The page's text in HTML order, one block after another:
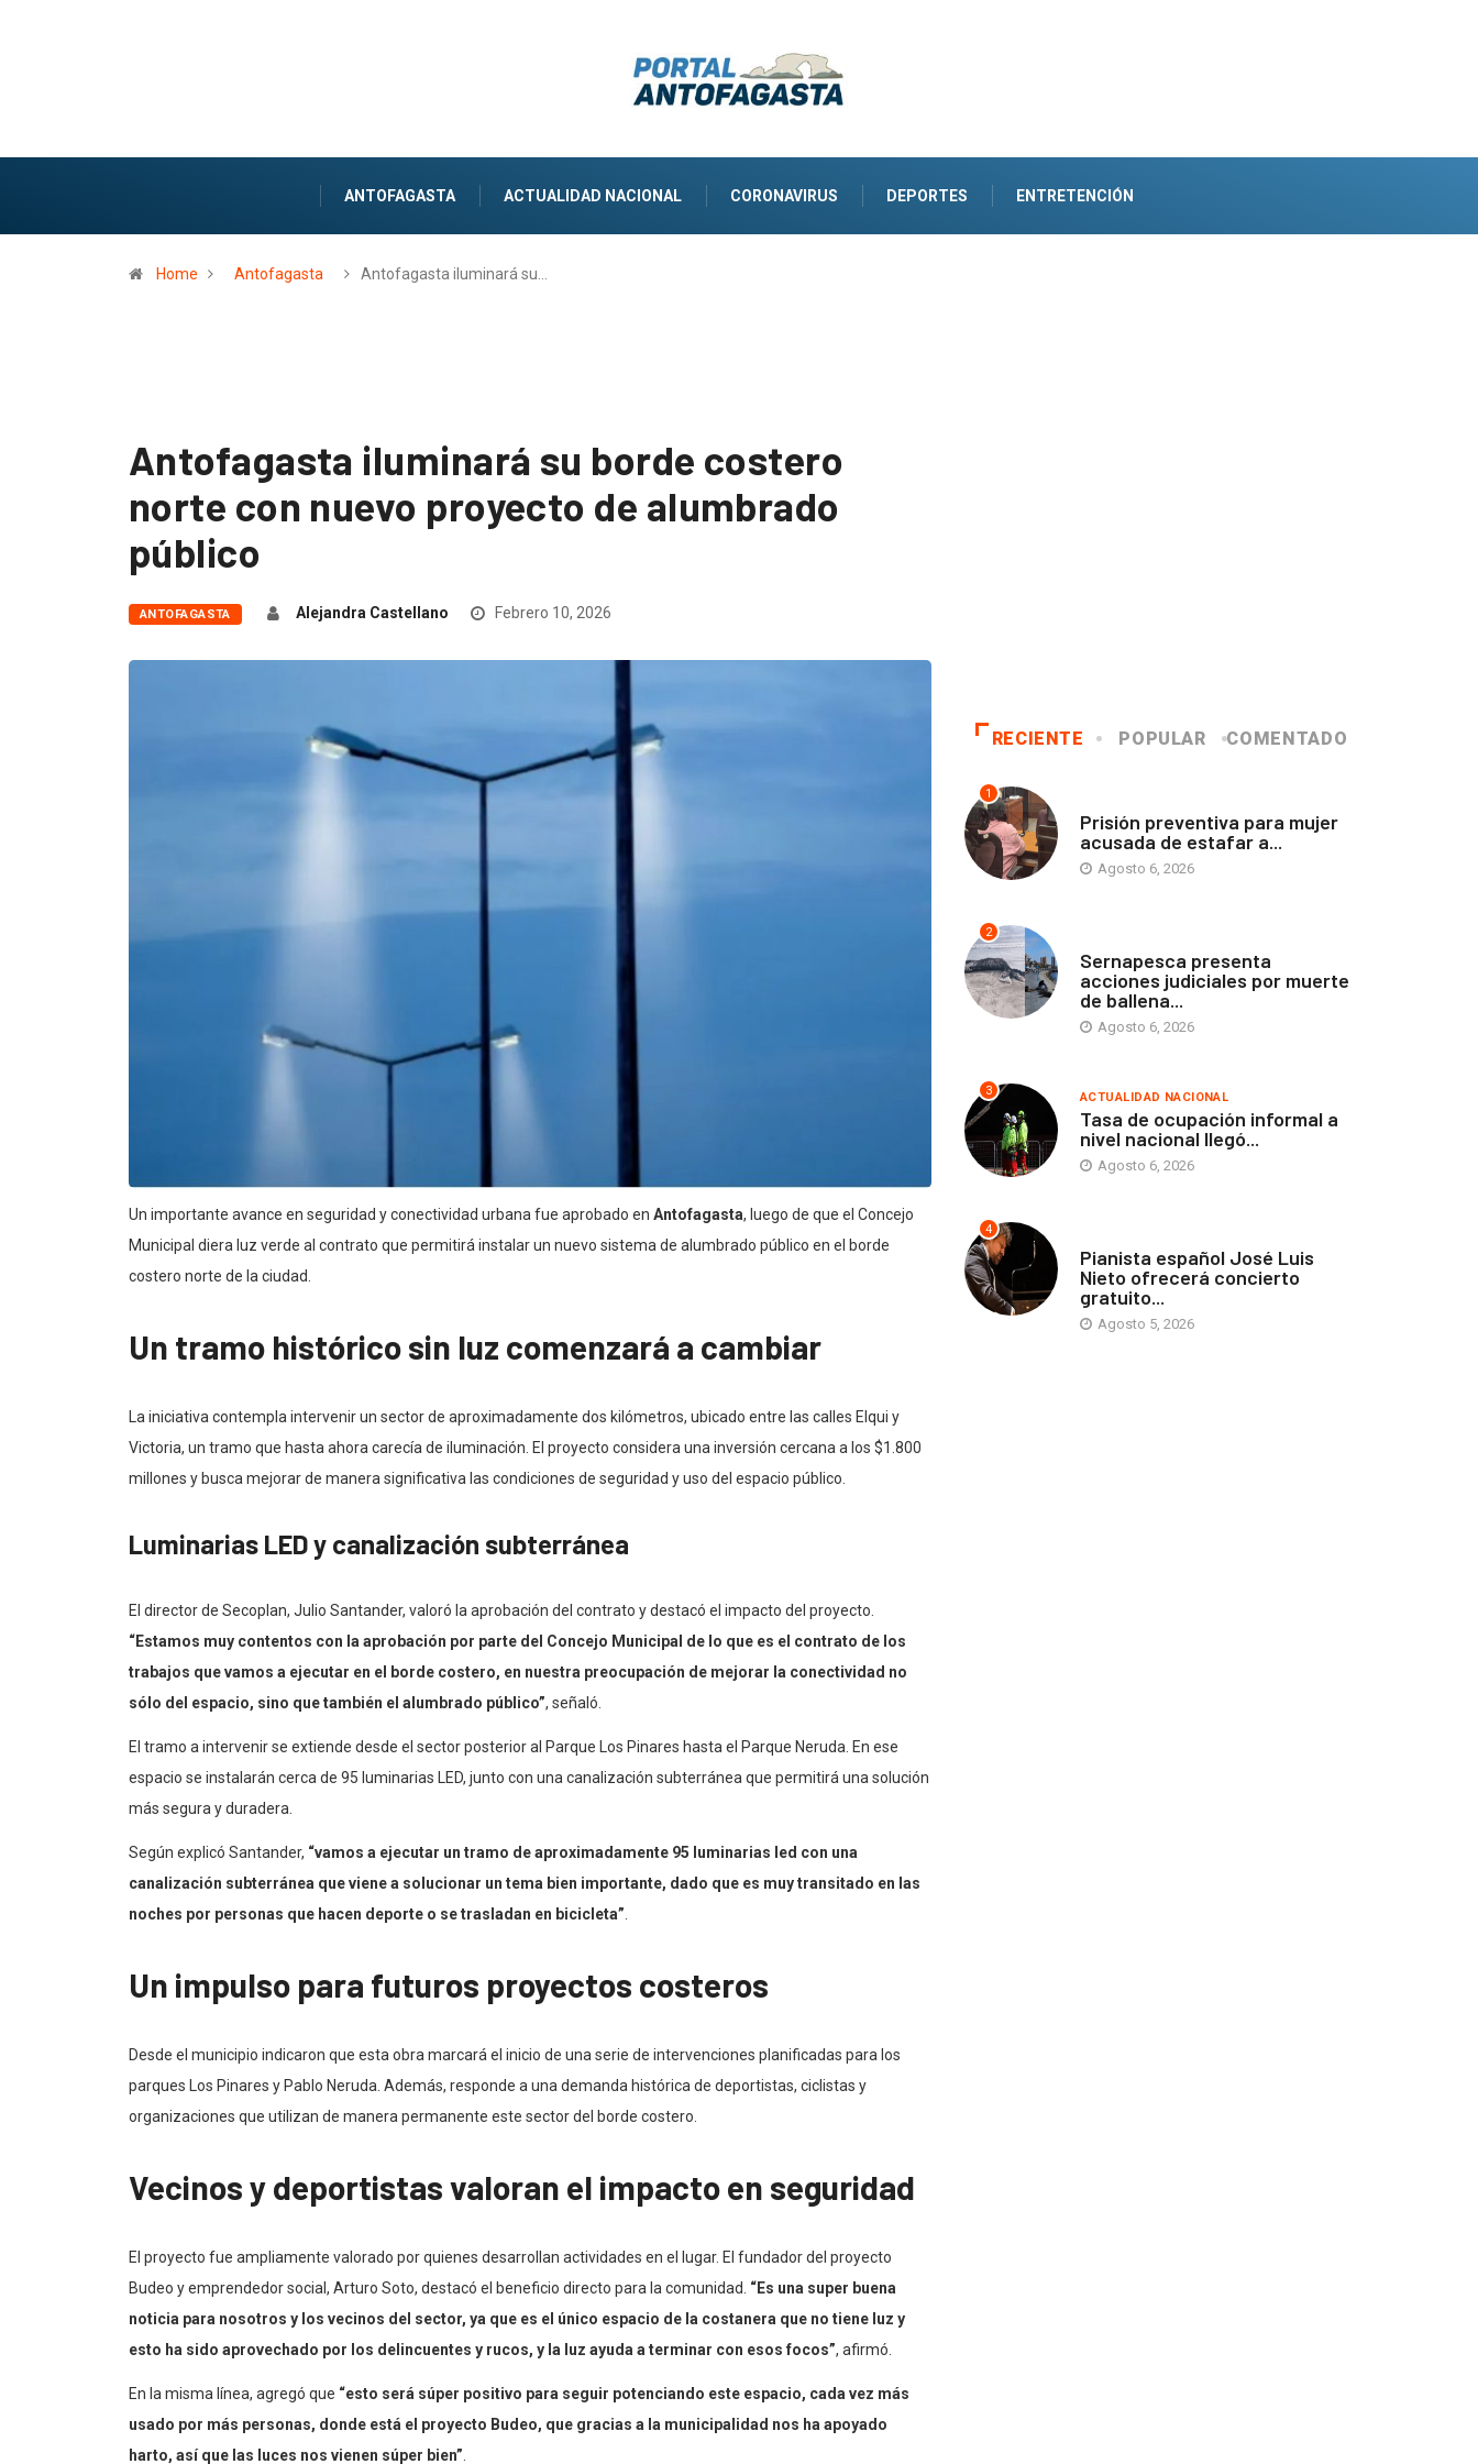
ANTOFAGASTA ACTUALIDAD NACIONAL CORONAVIRUS DEPORTES ENTRETENCIÓN
Home Antofagasta Antofagasta iluminará su…
Antofagasta iluminará su borde costero
norte con nuevo proyecto de alumbrado
público
ANTOFAGASTA Alejandra Castellano Febrero 10, 2026
Un importante avance en seguridad y conectividad urbana fue aprobado en Antofagasta, luego de que el Concejo
Municipal diera luz verde al contrato que permitirá instalar un nuevo sistema de alumbrado público en el borde
costero norte de la ciudad.
Un tramo histórico sin luz comenzará a cambiar
La iniciativa contempla intervenir un sector de aproximadamente dos kilómetros, ubicado entre las calles Elqui y
Victoria, un tramo que hasta ahora carecía de iluminación. El proyecto considera una inversión cercana a los $1.800
millones y busca mejorar de manera significativa las condiciones de seguridad y uso del espacio público.
Luminarias LED y canalización subterránea
El director de Secoplan, Julio Santander, valoró la aprobación del contrato y destacó el impacto del proyecto.
“Estamos muy contentos con la aprobación por parte del Concejo Municipal de lo que es el contrato de los
trabajos que vamos a ejecutar en el borde costero, en nuestra preocupación de mejorar la conectividad no
sólo del espacio, sino que también el alumbrado público”, señaló.
El tramo a intervenir se extiende desde el sector posterior al Parque Los Pinares hasta el Parque Neruda. En ese
espacio se instalarán cerca de 95 luminarias LED, junto con una canalización subterránea que permitirá una solución
más segura y duradera.
Según explicó Santander, “vamos a ejecutar un tramo de aproximadamente 95 luminarias led con una
canalización subterránea que viene a solucionar un tema bien importante, dado que es muy transitado en las
noches por personas que hacen deporte o se trasladan en bicicleta”.
Un impulso para futuros proyectos costeros
Desde el municipio indicaron que esta obra marcará el inicio de una serie de intervenciones planificadas para los
parques Los Pinares y Pablo Neruda. Además, responde a una demanda histórica de deportistas, ciclistas y
organizaciones que utilizan de manera permanente este sector del borde costero.
Vecinos y deportistas valoran el impacto en seguridad
El proyecto fue ampliamente valorado por quienes desarrollan actividades en el lugar. El fundador del proyecto
Budeo y emprendedor social, Arturo Soto, destacó el beneficio directo para la comunidad. “Es una super buena
noticia para nosotros y los vecinos del sector, ya que es el único espacio de la costanera que no tiene luz y
esto ha sido aprovechado por los delincuentes y rucos, y la luz ayuda a terminar con esos focos”, afirmó.
En la misma línea, agregó que “esto será súper positivo para seguir potenciando este espacio, cada vez más
usado por más personas, donde está el proyecto Budeo, que gracias a la municipalidad nos ha apoyado
harto, así que las luces nos vienen súper bien”.
RECIENTE POPULAR COMENTADO
1
Prisión preventiva para mujer
acusada de estafar a...
Agosto 6, 2026
2
Sernapesca presenta
acciones judiciales por muerte
de ballena...
Agosto 6, 2026
3 ACTUALIDAD NACIONAL
Tasa de ocupación informal a
nivel nacional llegó...
Agosto 6, 2026
4
Pianista español José Luis
Nieto ofrecerá concierto
gratuito...
Agosto 5, 2026